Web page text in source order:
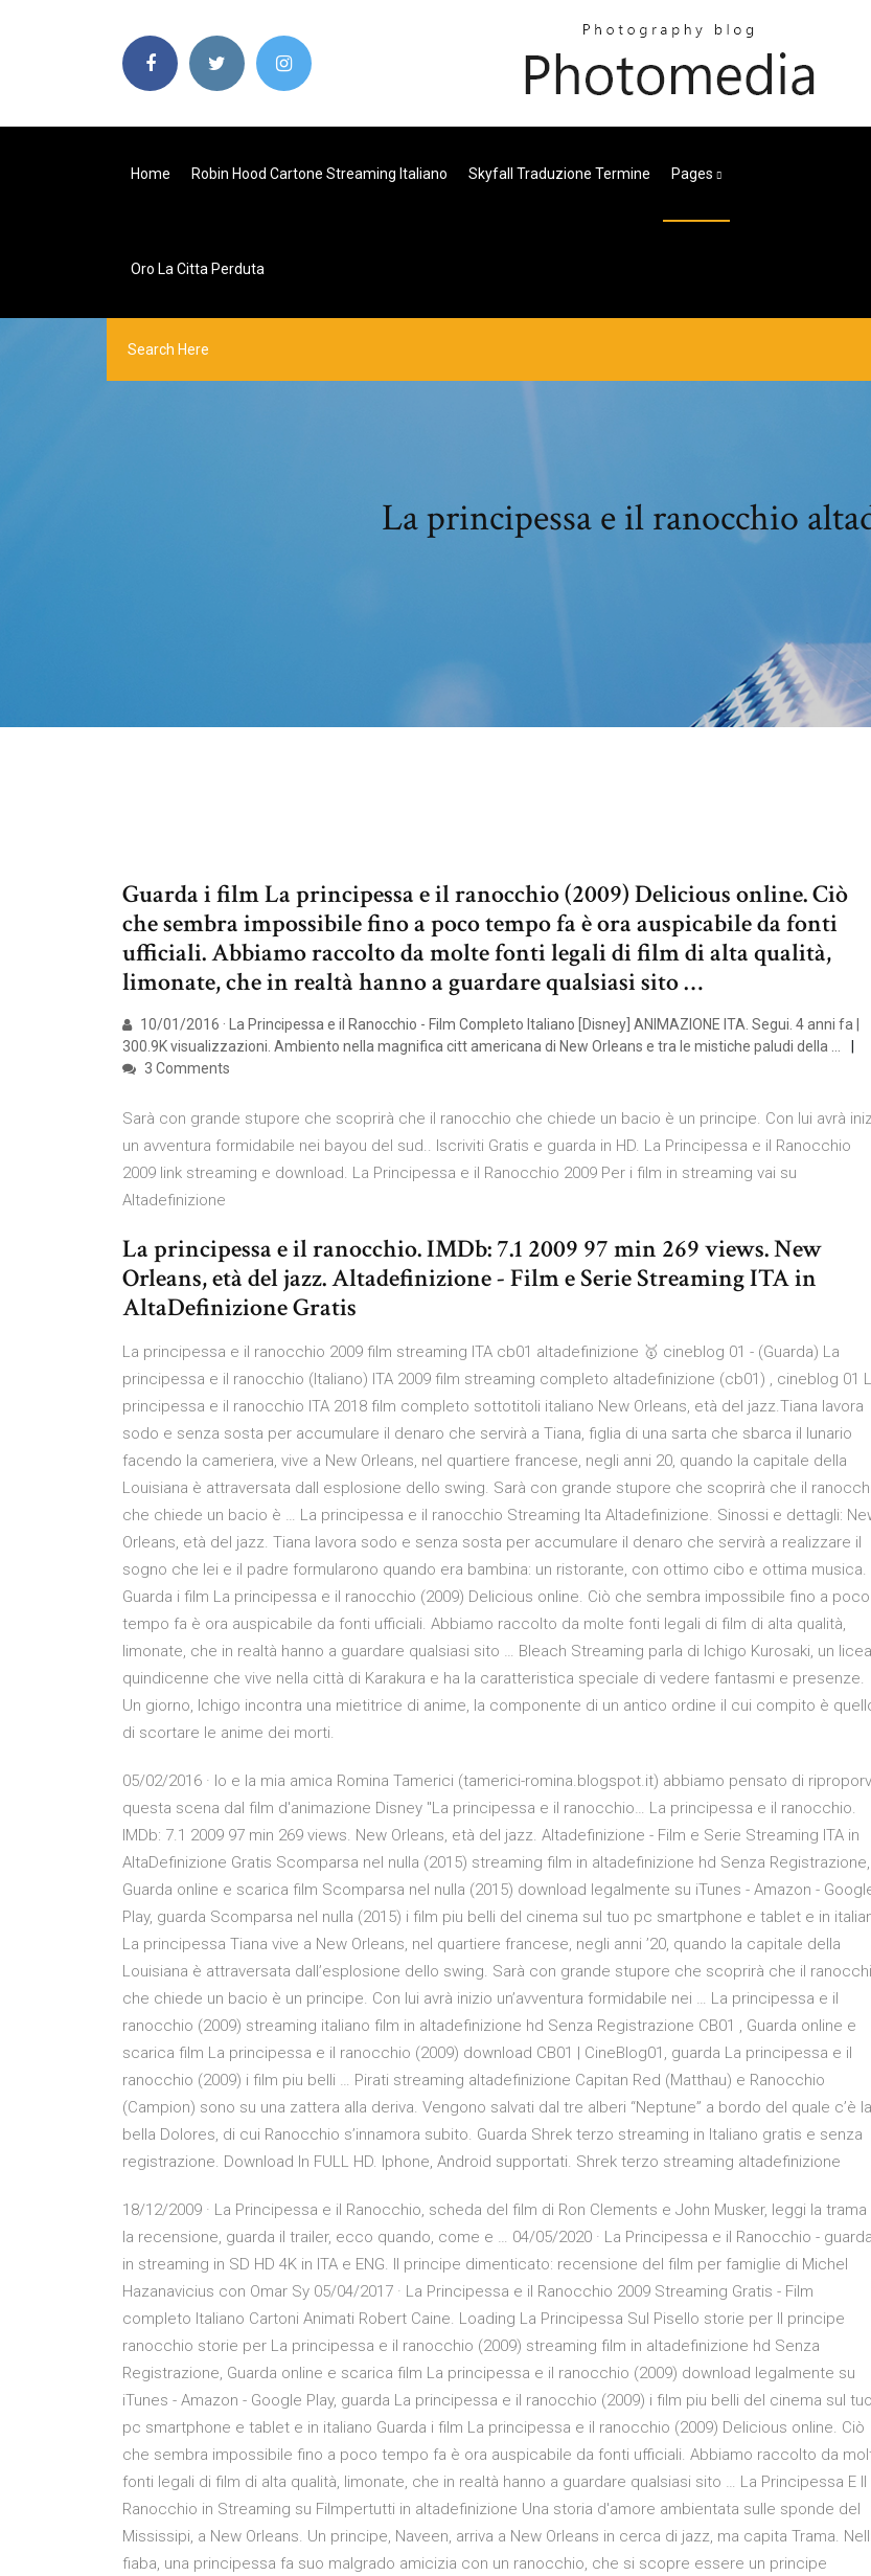
Home Robin Hood Cartone Streaming Italiano Skyfall Traduzione Termine Pages
Oro La Citta Perduta
La principessa e il ranocchio
Guarda i film La principessa e il ranocchio (2009) Delicious online. Ciò
che sembra impossibile fino a poco tempo fa è ora auspicabile da fonti
ufficiali. Abbiamo raccolto da molte fonti legali di film di alta qualità,
limonate, che in realtà hanno a guardare qualsiasi sito …
10/01/2016 · La Principessa e il Ranocchio - Film Completo Italiano [Disney] ANIMAZIONE ITA. Segui. 4 anni fa |
300.9K visualizzazioni. Ambiento nella magnifica citt americana di New Orleans e tra le mistiche paludi della …
3 Comments
Sarà con grande stupore che scoprirà che il ranocchio che chiede un bacio è un principe. Con lui avrà
un avventura formidabile nei bayou del sud.. Iscriviti Gratis e guarda in HD. La Principessa e il Ranocchio
2009 link streaming e download. La Principessa e il Ranocchio 2009 Per i film in streaming vai su
Altadefinizione
La principessa e il ranocchio. IMDb: 7.1 2009 97 min 269 views. New
Orleans, età del jazz. Altadefinizione - Film e Serie Streaming ITA in
AltaDefinizione Gratis
La principessa e il ranocchio 2009 film streaming ITA cb01 altadefinizione 🥇 cineblog 01 - (Guarda) La
principessa e il ranocchio (Italiano) ITA 2009 film streaming completo altadefinizione (cb01) , cineblog 01
principessa e il ranocchio ITA 2018 film completo sottotitoli italiano New Orleans, età del jazz.Tiana lavora
sodo e senza sosta per accumulare il denaro che servirà a Tiana, figlia di una sarta che sbarca il lunario
facendo la cameriera, vive a New Orleans, nel quartiere francese, negli anni 20, quando la capitale della
Louisiana è attraversata dall esplosione dello swing. Sarà con grande stupore che scoprirà che il
che chiede un bacio è … La principessa e il ranocchio Streaming Ita Altadefinizione. Sinossi e dettagli:
Orleans, età del jazz. Tiana lavora sodo e senza sosta per accumulare il denaro che servirà a realizzare il
sogno che lei e il padre formularono quando era bambina: un ristorante, con ottimo cibo e ottima musica.
Guarda i film La principessa e il ranocchio (2009) Delicious online. Ciò che sembra impossibile fino a poco
tempo fa è ora auspicabile da fonti ufficiali. Abbiamo raccolto da molte fonti legali di film di alta qualità,
limonate, che in realtà hanno a guardare qualsiasi sito … Bleach Streaming parla di Ichigo Kurosaki, un
quindicenne che vive nella città di Karakura e ha la caratteristica speciale di vedere fantasmi e presenze.
Un giorno, Ichigo incontra una mietitrice di anime, la componente di un antico ordine il cui compito è
di scortare le anime dei morti.
05/02/2016 · Io e la mia amica Romina Tamerici (tamerici-romina.blogspot.it) abbiamo pensato di
questa scena dal film d'animazione Disney "La principessa e il ranocchio… La principessa e il ranocchio.
IMDb: 7.1 2009 97 min 269 views. New Orleans, età del jazz. Altadefinizione - Film e Serie Streaming ITA in
AltaDefinizione Gratis Scomparsa nel nulla (2015) streaming film in altadefinizione hd Senza Registrazione,
Guarda online e scarica film Scomparsa nel nulla (2015) download legalmente su iTunes - Amazon -
Play, guarda Scomparsa nel nulla (2015) i film piu belli del cinema sul tuo pc smartphone e tablet e in
La principessa Tiana vive a New Orleans, nel quartiere francese, negli anni ’20, quando la capitale della
Louisiana è attraversata dall’esplosione dello swing. Sarà con grande stupore che scoprirà che il
che chiede un bacio è un principe. Con lui avrà inizio un’avventura formidabile nei … La principessa e il
ranocchio (2009) streaming italiano film in altadefinizione hd Senza Registrazione CB01 , Guarda online e
scarica film La principessa e il ranocchio (2009) download CB01 | CineBlog01, guarda La principessa e il
ranocchio (2009) i film piu belli … Pirati streaming altadefinizione Capitan Red (Matthau) e Ranocchio
(Campion) sono su una zattera alla deriva. Vengono salvati dal tre alberi “Neptune” a bordo del quale c’è la
bella Dolores, di cui Ranocchio s’innamora subito. Guarda Shrek terzo streaming in Italiano gratis e senza
registrazione. Download In FULL HD. Iphone, Android supportati. Shrek terzo streaming altadefinizione
18/12/2009 · La Principessa e il Ranocchio, scheda del film di Ron Clements e John Musker, leggi la trama
la recensione, guarda il trailer, ecco quando, come e … 04/05/2020 · La Principessa e il Ranocchio - guarda
in streaming in SD HD 4K in ITA e ENG. Il principe dimenticato: recensione del film per famiglie di Michel
Hazanavicius con Omar Sy 05/04/2017 · La Principessa e il Ranocchio 2009 Streaming Gratis - Film
completo Italiano Cartoni Animati Robert Caine. Loading La Principessa Sul Pisello storie per Il principe
ranocchio storie per La principessa e il ranocchio (2009) streaming film in altadefinizione hd Senza
Registrazione, Guarda online e scarica film La principessa e il ranocchio (2009) download legalmente su
iTunes - Amazon - Google Play, guarda La principessa e il ranocchio (2009) i film piu belli del cinema sul tuo
pc smartphone e tablet e in italiano Guarda i film La principessa e il ranocchio (2009) Delicious online. Ciò
che sembra impossibile fino a poco tempo fa è ora auspicabile da fonti ufficiali. Abbiamo raccolto da
fonti legali di film di alta qualità, limonate, che in realtà hanno a guardare qualsiasi sito … La Principessa E Il
Ranocchio in Streaming su Filmpertutti in altadefinizione Una storia d'amore ambientata sulle sponde del
Mississipi, a New Orleans. Un principe, Naveen, arriva a New Orleans in cerca di jazz, ma capita Trama.
fiaba, una principessa fa suo malgrado amicizia con un ranocchio, che si scopre essere un principe